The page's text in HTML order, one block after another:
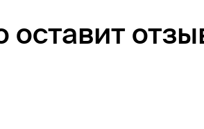
оставит